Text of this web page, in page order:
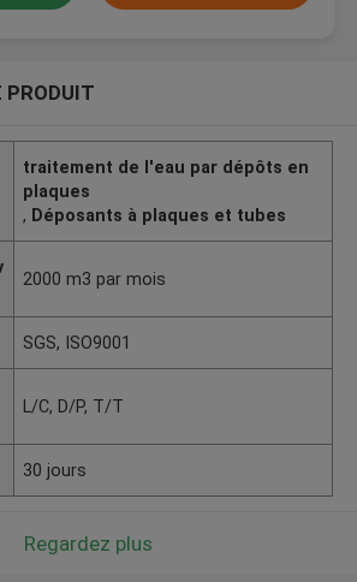
PRODUIT
traitement de l'eau par dépôts en
plaques
, Déposants à plaques et tubes
2000 m3 par mois
SGS, ISO9001
L/C, D/P, T/T
30 jours
Regardez plus